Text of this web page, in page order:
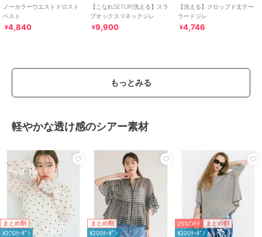
ノーカラーウエストドロスト
ベスト
¥4,840
【こなれSETUP/洗える】スラ
ブオックス Vネックジレ
¥9,900
【洗える】クロップド丈テー
ラードジレ
¥4,746
もっとみる
軽やかな透け感のシアー素材
まとめ割
¥200ｸｰﾎﾟﾝ
まとめ割
¥200ｸｰﾎﾟﾝ
25%OFF まとめ割
¥200ｸｰﾎﾟﾝ